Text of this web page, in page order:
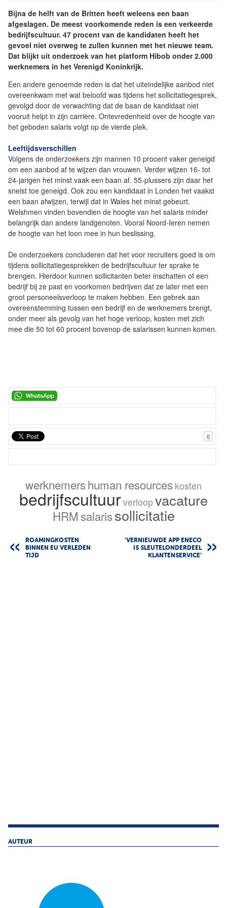
Bijna de helft van de Britten heeft weleens een baan
afgeslagen. De meest voorkomende reden is een verkeerde
bedrijfscultuur. 47 procent van de kandidaten heeft het
gevoel niet overweg te zullen kunnen met het nieuwe team.
Dat blijkt uit onderzoek van het platform Hibob onder 2.000
werknemers in het Verenigd Koninkrijk.
Een andere genoemde reden is dat het uiteindelijke aanbod niet
overeenkwam met wat beloofd was tijdens het sollicitatiegesprek,
gevolgd door de verwachting dat de baan de kandidaat niet
vooruit helpt in zijn carrière. Ontevredenheid over de hoogte van
het geboden salaris volgt op de vierde plek.
Leeftijdsverschillen
Volgens de onderzoekers zijn mannen 10 procent vaker geneigd
om een aanbod af te wijzen dan vrouwen. Verder wijzen 16- tot
24-jarigen het minst vaak een baan af. 55-plussers zijn daar het
snelst toe geneigd. Ook zou een kandidaat in Londen het vaakst
een baan afwijzen, terwijl dat in Wales het minst gebeurt.
Welshmen vinden bovendien de hoogte van het salaris minder
belangrijk dan andere landgenoten. Vooral Noord-Ieren nemen
de hoogte van het loon mee in hun beslissing.
De onderzoekers concluderen dat het voor recruiters goed is om
tijdens sollicitatiegesprekken de bedrijfscultuur ter sprake te
brengen. Hierdoor kunnen sollicitanten beter inschatten of een
bedrijf bij ze past en voorkomen bedrijven dat ze later met een
groot personeelsverloop te maken hebben. Een gebrek aan
overeenstemming tussen een bedrijf en de werknemers brengt,
onder meer als gevolg van het hoge verloop, kosten met zich
mee die 50 tot 60 procent bovenop de salarissen kunnen komen.
0
werknemershuman resources kosten
bedrijfscultuurverloop vacature
HRM salarissollicitatie
ROAMINGKOSTEN
BINNEN EU VERLEDEN
TIJD
‘VERNIEUWDE APP ENECO
IS SLEUTELONDERDEEL
KLANTENSERVICE’
AUTEUR